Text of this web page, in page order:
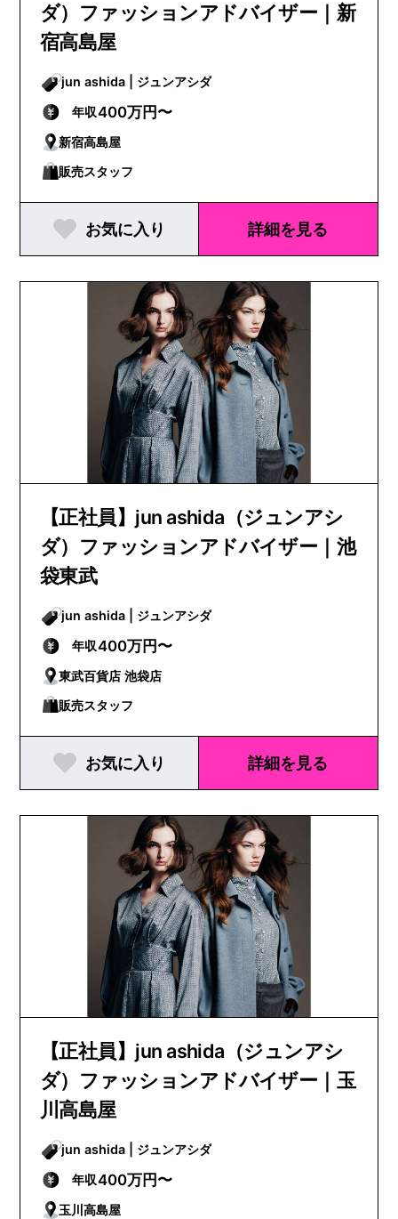
ダ）ファッションアドバイザー｜新
宿高島屋
jun ashida | ジュンアシダ
年収400万円〜
新宿高島屋
販売スタッフ
お気に入り 詳細を見る
【正社員】jun ashida（ジュンアシ
ダ）ファッションアドバイザー｜池
袋東武
jun ashida | ジュンアシダ
年収400万円〜
東武百貨店 池袋店
販売スタッフ
お気に入り 詳細を見る
【正社員】jun ashida（ジュンアシ
ダ）ファッションアドバイザー｜玉
川高島屋
jun ashida | ジュンアシダ
年収400万円〜
玉川高島屋